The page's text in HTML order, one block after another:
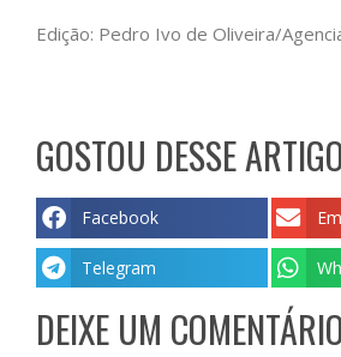
Edição: Pedro Ivo de Oliveira/
GOSTOU DESSE
Facebook
Telegram
DEIXE UM